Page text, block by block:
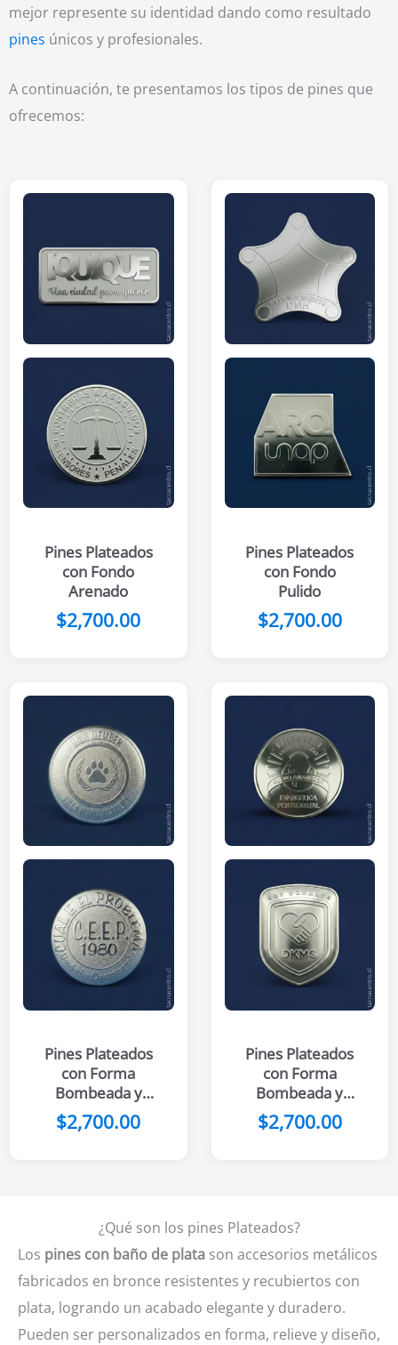
mejor represente su identidad dando como resultado
pines únicos y profesionales.
A continuación, te presentamos los tipos de pines que
ofrecemos:
Pines Plateados
con Fondo
Arenado
$2,700.00
Pines Plateados
con Fondo
Pulido
$2,700.00
Pines Plateados
con Forma
Bombeada y
Fondo Arenado
$2,700.00
Pines Plateados
con Forma
Bombeada y
Fondo Pulido
$2,700.00
¿Qué son los pines Plateados?
Los pines con baño de plata son accesorios metálicos
fabricados en bronce resistentes y recubiertos con
plata, logrando un acabado elegante y duradero.
Pueden ser personalizados en forma, relieve y diseño,